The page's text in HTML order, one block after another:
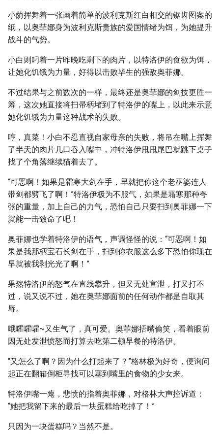
小荫挥舞着一张画着简单的波利克斯红白相交的锯齿图案的
纸，以奥菲娜身为波利克斯贵族的爱国情绪为饵，为她提升
战斗的气势。
小白则叼着一片昨晚吃剩下的肉片，以特洛伊的食欲为饵，
让她化饥饿为力量，好得以击败毕生的强敌奥菲娜。
不过结果与之前数次的一样，最终还是奥菲娜的剑技更胜一
筹，这次她直接将扫帚柄堵到了特洛伊的嘴上，以此来示意
她化饥饿为力量这种战术的失败。
哼，真菜！小白不忍直视自家母亲的失败，将吊在嘴上挥舞
了半天的肉片几口吞入嘴中，冲特洛伊甩甩尾巴就跳下桌子
找了个角落继续猫着去了。
“可恶啊！如果是霜寒大剑在手，早就把你这个老巫婆连人
带剑都劈飞了啊！”特洛伊极为不服气，如果是霜寒那种夸
张的重量，加上自己的力气，恐怕自己只要扫到奥菲娜一下
就能一击致命了吧！
奥菲娜也学着特洛伊的语气，声调怪怪的说：“可恶啊！如
果是我那柄宝石长剑在手，扫到你衣服这么多下恐怕你现在
早就被我剥光光了啊！”
果然特洛伊的怒气在直线攀升，但又无处宣泄，打又打不
过，说又说不过，她在奥菲娜面前的任何动作都是自取其
辱。
哦嚯嚯嚯~又生气了，真可爱。奥菲娜捂嘴偷笑，看着眼前
因无处发泄愤怒而打算去吃第二顿早餐的特洛伊。
“又怎么了啊？因为什么打起来了？”格林极为好奇，便询问
起正在翻箱倒柜寻找可以塞到嘴里的食物的少女来。
特洛伊嘴一瘪，悲愤的指着奥菲娜，对格林大声控诉道：
“她把我留下来的最后一块蛋糕给吃掉了！”
只因为一块蛋糕吗？当然不是。